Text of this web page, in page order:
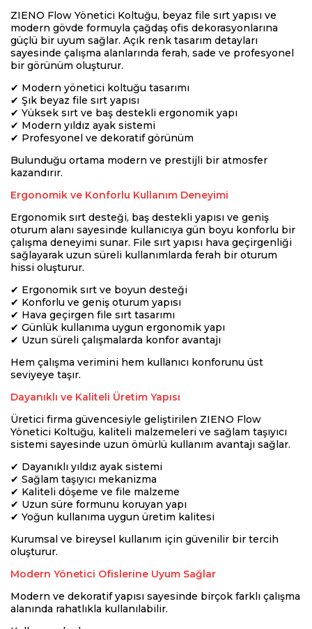
ZIENO Flow Yönetici Koltuğu, beyaz file sırt yapısı ve
modern gövde formuyla çağdaş ofis dekorasyonlarına
güçlü bir uyum sağlar. Açık renk tasarım detayları
sayesinde çalışma alanlarında ferah, sade ve profesyonel
bir görünüm oluşturur.
✔ Modern yönetici koltuğu tasarımı
✔ Şık beyaz file sırt yapısı
✔ Yüksek sırt ve baş destekli ergonomik yapı
✔ Modern yıldız ayak sistemi
✔ Profesyonel ve dekoratif görünüm
Bulunduğu ortama modern ve prestijli bir atmosfer
kazandırır.
Ergonomik ve Konforlu Kullanım Deneyimi
Ergonomik sırt desteği, baş destekli yapısı ve geniş
oturum alanı sayesinde kullanıcıya gün boyu konforlu bir
çalışma deneyimi sunar. File sırt yapısı hava geçirgenliği
sağlayarak uzun süreli kullanımlarda ferah bir oturum
hissi oluşturur.
✔ Ergonomik sırt ve boyun desteği
✔ Konforlu ve geniş oturum yapısı
✔ Hava geçirgen file sırt tasarımı
✔ Günlük kullanıma uygun ergonomik yapı
✔ Uzun süreli çalışmalarda konfor avantajı
Hem çalışma verimini hem kullanıcı konforunu üst
seviyeye taşır.
Dayanıklı ve Kaliteli Üretim Yapısı
Üretici firma güvencesiyle geliştirilen ZIENO Flow
Yönetici Koltuğu, kaliteli malzemeleri ve sağlam taşıyıcı
sistemi sayesinde uzun ömürlü kullanım avantajı sağlar.
✔ Dayanıklı yıldız ayak sistemi
✔ Sağlam taşıyıcı mekanizma
✔ Kaliteli döşeme ve file malzeme
✔ Uzun süre formunu koruyan yapı
✔ Yoğun kullanıma uygun üretim kalitesi
Kurumsal ve bireysel kullanım için güvenilir bir tercih
oluşturur.
Modern Yönetici Ofislerine Uyum Sağlar
Modern ve dekoratif yapısı sayesinde birçok farklı çalışma
alanında rahatlıkla kullanılabilir.